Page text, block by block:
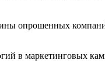
опрошенных
в маркетинговых